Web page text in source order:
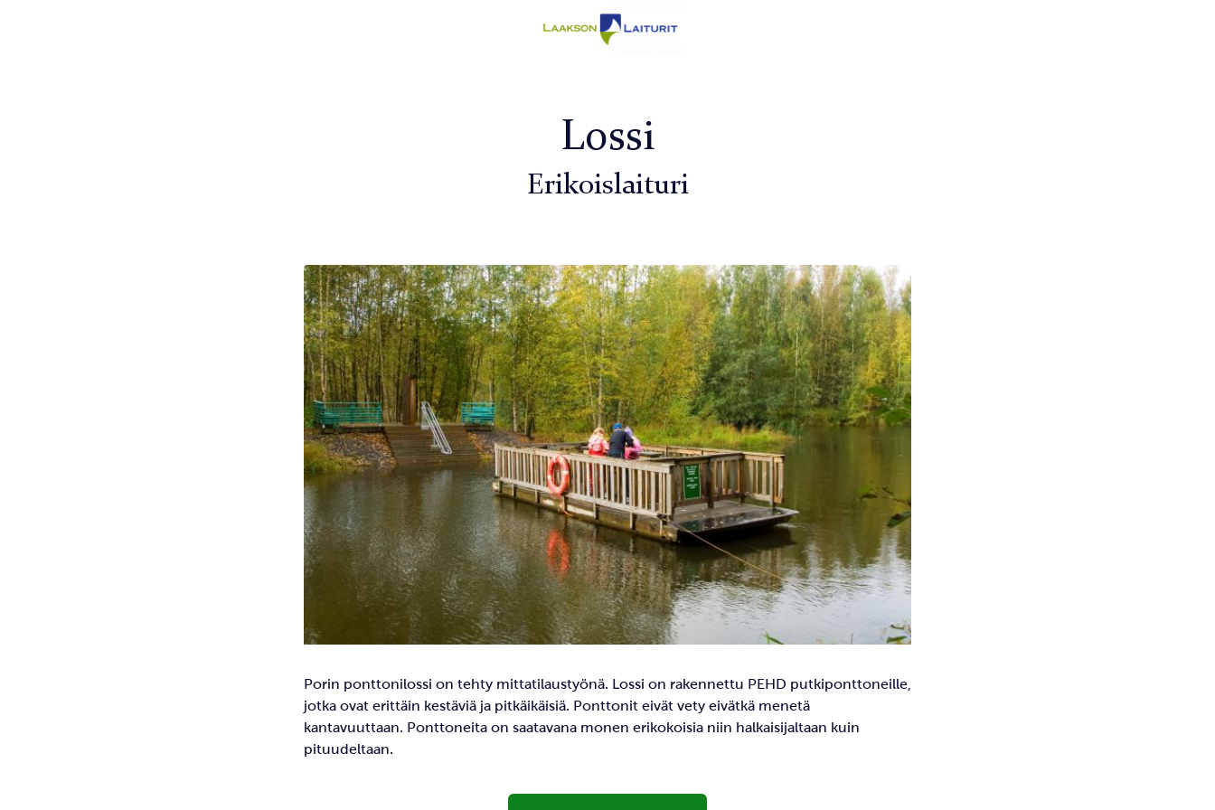
Lossi
Erikoislaituri
Porin ponttonilossi on tehty mittatilaustyönä. Lossi on rakennettu PEHD putkiponttoneille,
jotka ovat erittäin kestäviä ja pitkäikäisiä. Ponttonit eivät vety eivätkä menetä
kantavuuttaan. Ponttoneita on saatavana monen erikokoisia niin halkaisijaltaan kuin
pituudeltaan.